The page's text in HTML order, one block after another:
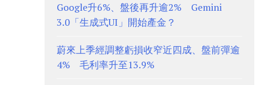
Google升6%、盤後再升逾2% Gemini
3.0「生成式UI」開始產金？
蔚來上季經調整虧損收窄近四成、盤前彈逾
4% 毛利率升至13.9%